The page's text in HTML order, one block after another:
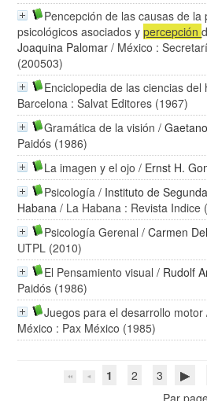
Pencepción de las causas de la
psicológicos asociados ypercepción
Joaquina Palomar / México :
(200503)
Enciclopedia de las ciencias del
Barcelona : Salvat Editores (1967)
Gramática de la visión /
Paidós (1986)
La imagen y el ojo / Ernst H.
Psicología / Instituto de
Habana / La Habana : Revista Indice
Psicología Gerenal /Carmen
UTPL (2010)
El Pensamiento visual / Rudolf
Paidós (1986)
Juegos para el desarrollo motor
México : Pax México (1985)
1 2 3
Par